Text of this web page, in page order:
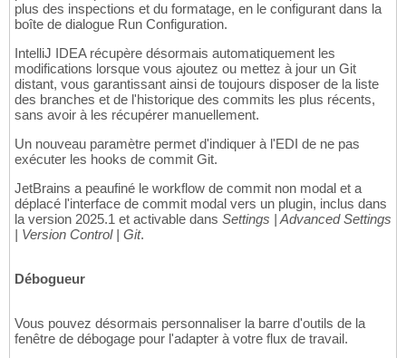
plus des inspections et du formatage, en le configurant dans la
boîte de dialogue Run Configuration.
IntelliJ IDEA récupère désormais automatiquement les
modifications lorsque vous ajoutez ou mettez à jour un Git
distant, vous garantissant ainsi de toujours disposer de la liste
des branches et de l'historique des commits les plus récents,
sans avoir à les récupérer manuellement.
Un nouveau paramètre permet d'indiquer à l'EDI de ne pas
exécuter les hooks de commit Git.
JetBrains a peaufiné le workflow de commit non modal et a
déplacé l'interface de commit modal vers un plugin, inclus dans
la version 2025.1 et activable dans Settings | Advanced Settings
| Version Control | Git.
Débogueur
Vous pouvez désormais personnaliser la barre d'outils de la
fenêtre de débogage pour l'adapter à votre flux de travail.